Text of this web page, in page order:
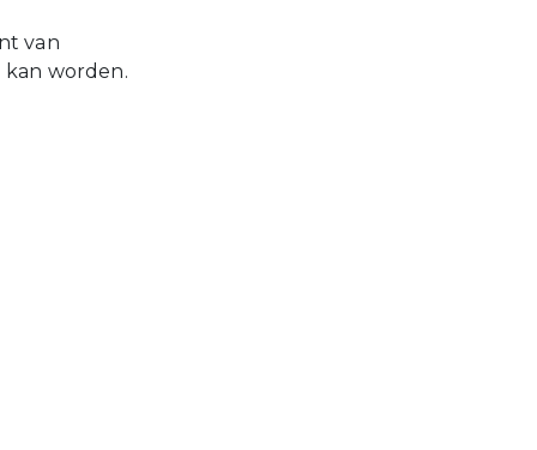
van
kan worden.